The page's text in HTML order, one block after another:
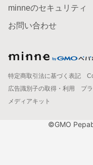
minneのセキュリティ
お問い合わせ
特定商取引法に基づく表記
広告識別子の取得・利用
プ
メディアキット
©GMO